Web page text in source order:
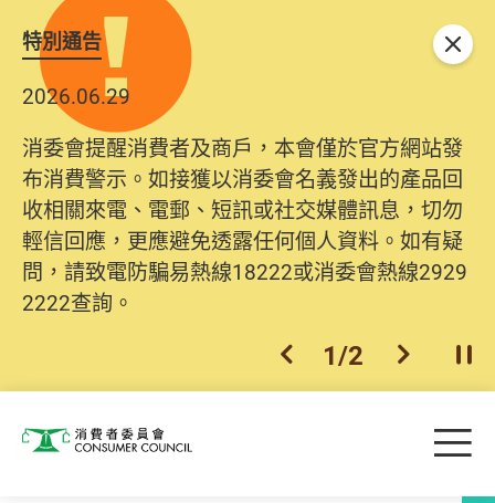
特別通告
2026.06.29
消委會提醒消費者及商戶，本會僅於官方網站發
布消費警示。如接獲以消委會名義發出的產品回
收相關來電、電郵、短訊或社交媒體訊息，切勿
輕信回應，更應避免透露任何個人資料。如有疑
問，請致電防騙易熱線18222或消委會熱線2929
2222查詢。
上一個
1/2 下一個開
關閉
消費者委員會 目